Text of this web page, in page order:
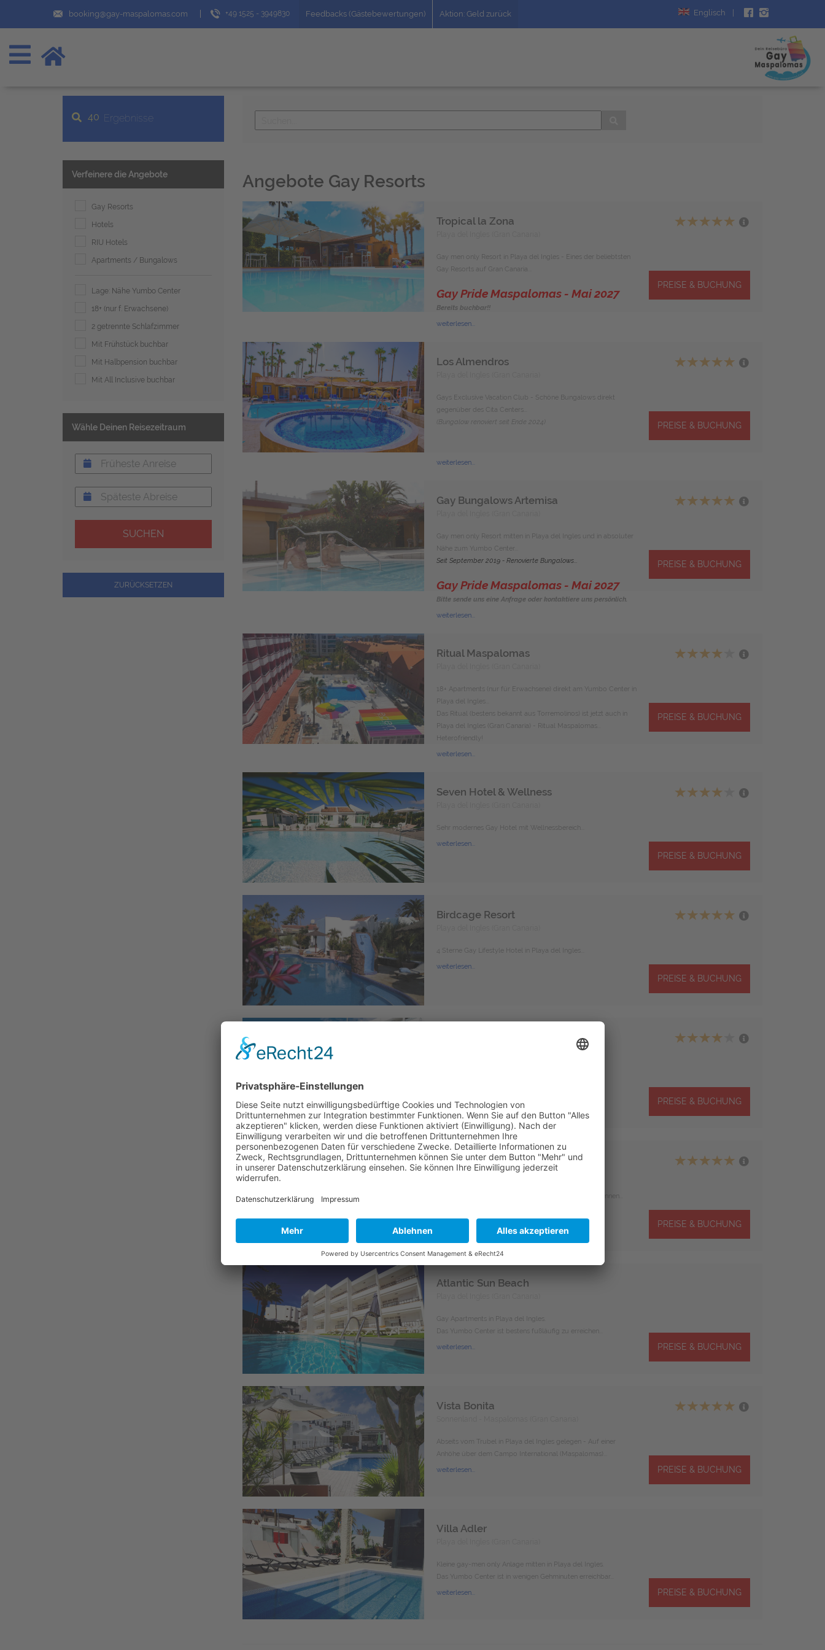
booking@gay-maspalomas.com +49 1525 - 3949830 Feedbacks (Gästebewertungen) Aktion: Geld zurück Englisch
40 Ergebnisse
Verfeinere die Angebote
Gay Resorts
Hotels
RIU Hotels
Apartments / Bungalows
Lage: Nähe Yumbo Center
18+ (nur f. Erwachsene)
2 getrennte Schlafzimmer
Mit Frühstück buchbar
Mit Halbpension buchbar
Mit All Inclusive buchbar
Wähle Deinen Reisezeitraum
ZURÜCKSETZEN
Angebote Gay Resorts
Tropical la Zona
Gay men only Resort in Playa del Ingles - Eines der beliebtsten
Gay Resorts auf Gran Canaria...
Gay Pride Maspalomas - Mai 2027
Bereits buchbar!!
weiterlesen...
PREISE & BUCHUNG
Los Almendros
Gays Exclusive Vacation Club - Schöne Bungalows direkt
gegenüber des Cita Centers...
(Bungalow renoviert seit Ende 2024)
weiterlesen...
PREISE & BUCHUNG
Gay Bungalows Artemisa
Gay men only Resort mitten in Playa del Ingles und in absoluter
Nähe zum Yumbo Center...
Seit September 2019 - Renovierte Bungalows...
Gay Pride Maspalomas - Mai 2027
Bitte sende uns eine Anfrage oder kontaktiere uns persönlich.
weiterlesen...
PREISE & BUCHUNG
Ritual Maspalomas
18+ Apartments (nur für Erwachsene) direkt am Yumbo Center in
Playa del Ingles...
Das Ritual (bestens bekannt aus Torremolinos) ist jetzt auch in
Playa del Ingles (Gran Canaria) - Ritual Maspalomas...
Heterofriendly!
weiterlesen...
PREISE & BUCHUNG
Seven Hotel & Wellness
Sehr modernes Gay Hotel mit Wellnessbereich...
weiterlesen...
PREISE & BUCHUNG
Birdcage Resort
4 Sterne Gay Lifestyle Hotel in Playa del Ingles...
weiterlesen...
PREISE & BUCHUNG
weiterlesen...
PREISE & BUCHUNG
Rainbow Golf Bungalows
Campo de Golf - Maspalomas (Gran Canaria)
Gay Resort in ruhiger Lage - Perfekter Ort zum Entspannen...
PREISE & BUCHUNG
Atlantic Sun Beach
Gay Apartments in Playa del Ingles.
Das Yumbo Center ist bestens fußläufig zu erreichen...
weiterlesen...
PREISE & BUCHUNG
Vista Bonita
Abseits vom Trubel in Playa del Ingles gelegen - Auf einer
Anhöhe über dem Campo International (Maspalomas)...
weiterlesen...
PREISE & BUCHUNG
Villa Adler
Kleine gay-men only Anlage mitten in Playa del Ingles.
Das Yumbo Center ist in wenigen Gehminuten erreichbar...
weiterlesen...
PREISE & BUCHUNG